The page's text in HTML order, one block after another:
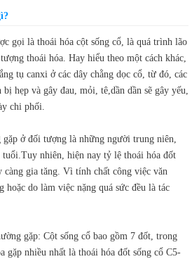
gọi là thoái hóa cột sống cổ, là quá trình lão
thoái hóa. Hay hiểu theo một cách khác,
tụ canxi ở các dây chằng dọc cổ, từ đó, các
hẹp và gây đau, mỏi, tê,dần dần sẽ gây yếu,
chi phối.
gặp ở đối tượng là những người trung niên,
nhiên, hiện nay tỷ lệ thoái hóa đốt
càng gia tăng. Vì tính chất công việc văn
do làm việc nặng quá sức đều là tác
gặp: Cột sống cổ bao gồm 7 đốt, trong
gặp nhiều nhất là thoái hóa đốt sống cổ C5-